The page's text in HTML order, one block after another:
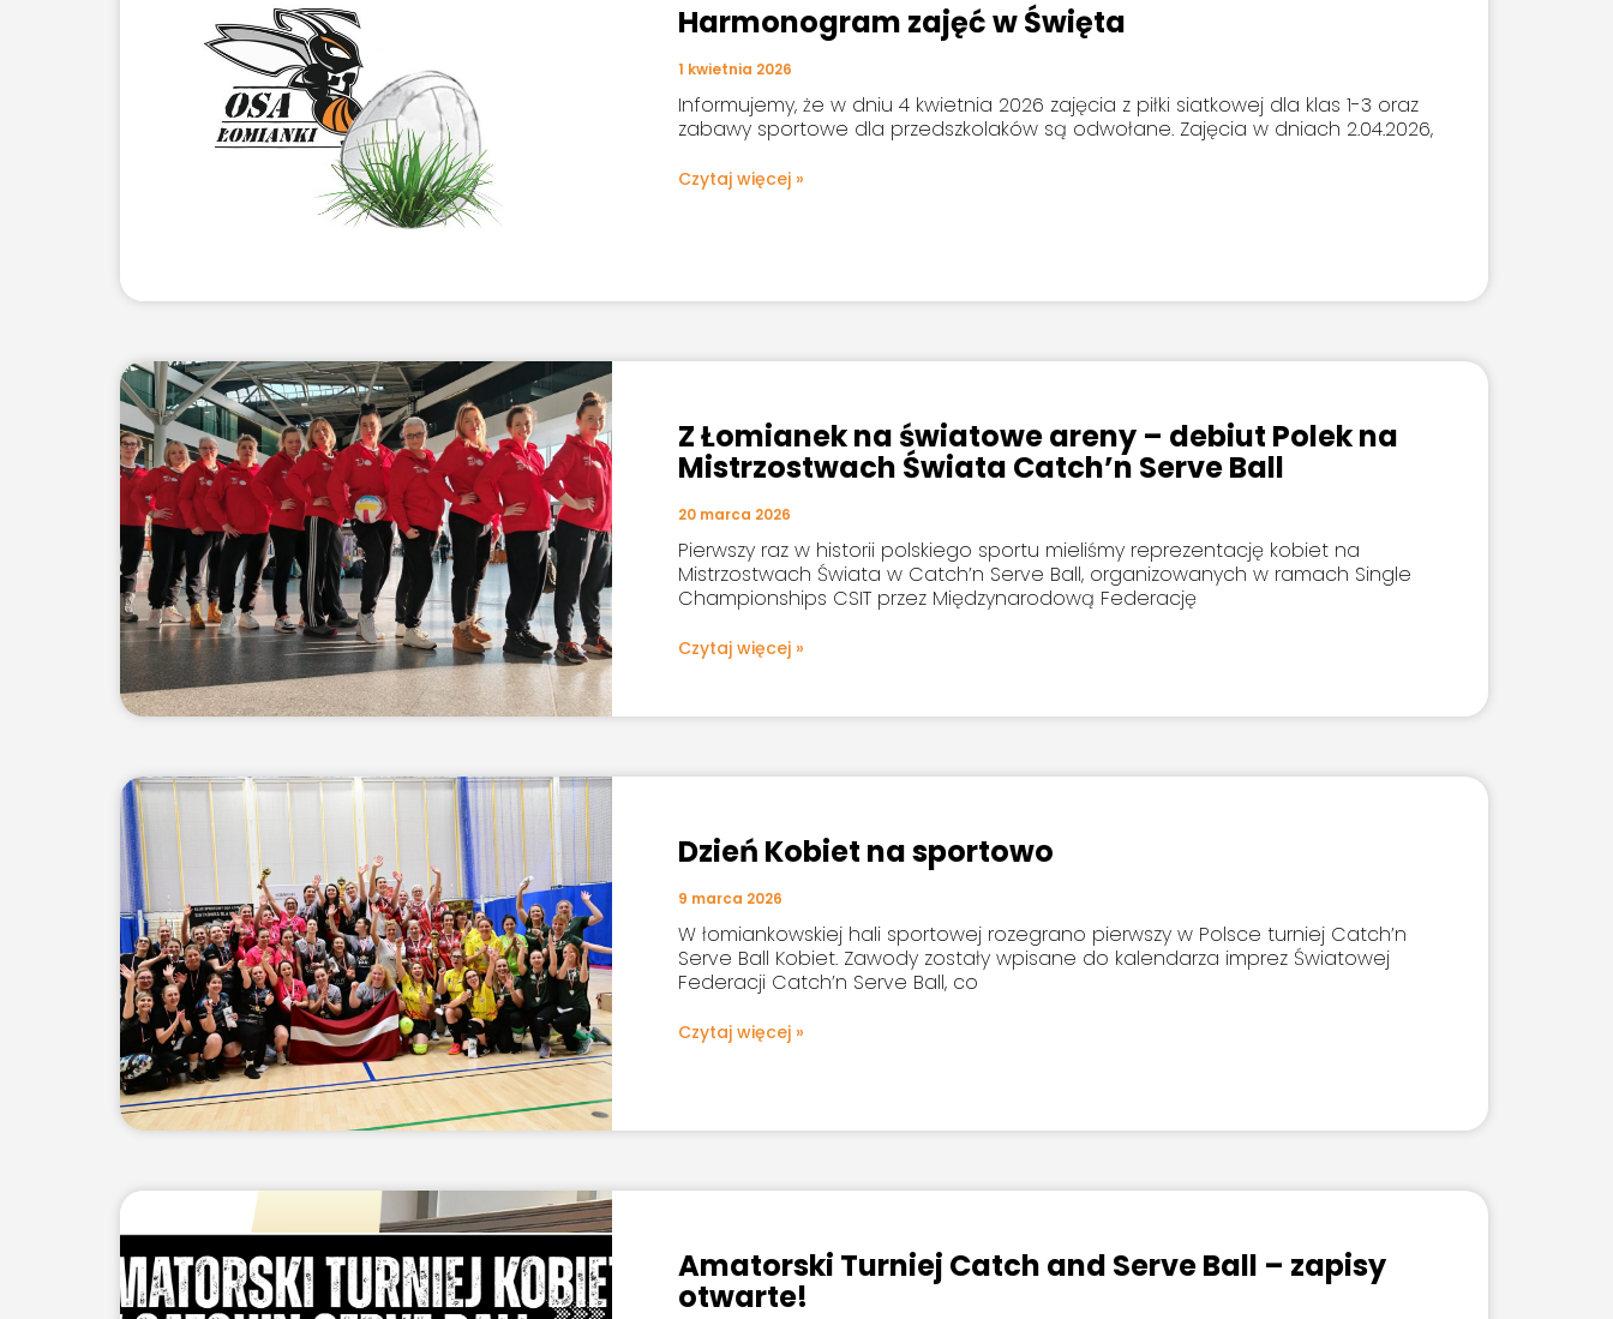
Harmonogram zajęć w Święta
1 kwietnia 2026
Informujemy, że w dniu 4 kwietnia 2026 zajęcia z piłki siatkowej dla klas 1-3 oraz
zabawy sportowe dla przedszkolaków są odwołane. Zajęcia w dniach 2.04.2026,
Czytaj więcej »
Z Łomianek na światowe areny – debiut Polek na
Mistrzostwach Świata Catch’n Serve Ball
20 marca 2026
Pierwszy raz w historii polskiego sportu mieliśmy reprezentację kobiet na
Mistrzostwach Świata w Catch’n Serve Ball, organizowanych w ramach Single
Championships CSIT przez Międzynarodową Federację
Czytaj więcej »
Dzień Kobiet na sportowo
9 marca 2026
W łomiankowskiej hali sportowej rozegrano pierwszy w Polsce turniej Catch’n
Serve Ball Kobiet. Zawody zostały wpisane do kalendarza imprez Światowej
Federacji Catch’n Serve Ball, co
Czytaj więcej »
Amatorski Turniej Catch and Serve Ball – zapisy
otwarte!